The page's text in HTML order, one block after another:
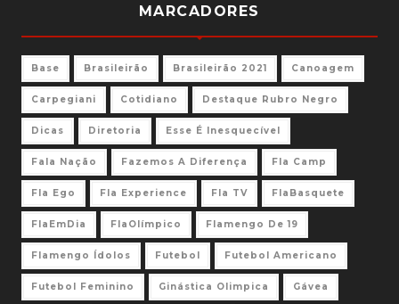
MARCADORES
Base Brasileirão Brasileirão 2021 Canoagem
Carpegiani Cotidiano Destaque Rubro Negro
Dicas Diretoria Esse É Inesquecível
Fala Nação Fazemos A Diferença Fla Camp
Fla Ego Fla Experience Fla TV FlaBasquete
FlaEmDia FlaOlímpico Flamengo De 19
Flamengo Ídolos Futebol Futebol Americano
Futebol Feminino Ginástica Olimpica Gávea